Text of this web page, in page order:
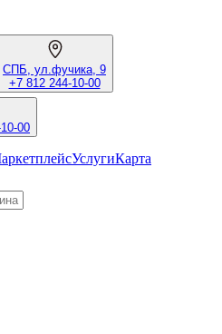
СПБ, ул.фучика, 9
+7 812 244-10-00
00
УслугиКарта